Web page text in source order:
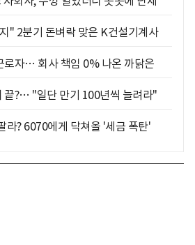
" 2분기 돈벼락 맞은 K건설기계사
로자… 회사 책임 0% 나온 까닭은
끝?… "일단 만기 100년씩 늘려라"
라? 6070에게 닥쳐올 '세금 폭탄'